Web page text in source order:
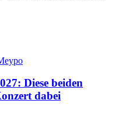
Diese beiden
dabei